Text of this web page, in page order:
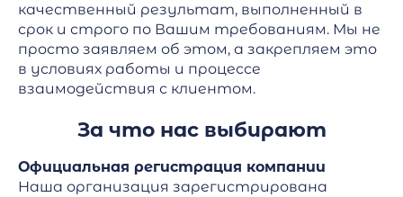
качественный результат, выполненный в
срок и строго по Вашим требованиям. Мы не
просто заявляем об этом, а закрепляем это
в условиях работы и процессе
взаимодействия с клиентом.
За что нас выбирают
Официальная регистрация компании
Наша организация зарегистрирована